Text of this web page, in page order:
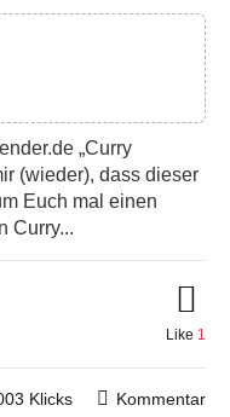
„Curry
(wieder), dass dieser
Euch mal einen
Curry...
Like 1
Kommentar
Klicks